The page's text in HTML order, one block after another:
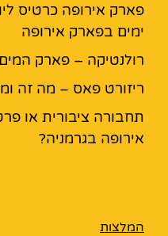
ימים בפארק אירופה
רולנטיקה – פארק
ריזורט פאס – מה זה
תחבורה ציבורית או
אירופה בגרמניה?
המלצות